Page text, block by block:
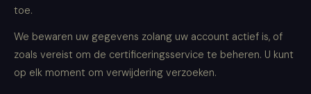
toe.
We bewaren uw gegevens zolang uw account actief is, of
zoals vereist om de certificeringsservice te beheren. U kunt
op elk moment om verwijdering verzoeken.